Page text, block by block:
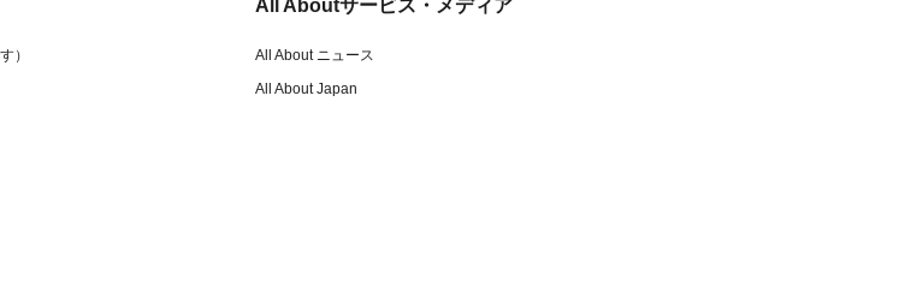
）
All Aboutサービス・メディア
All About ニュース
All About Japan